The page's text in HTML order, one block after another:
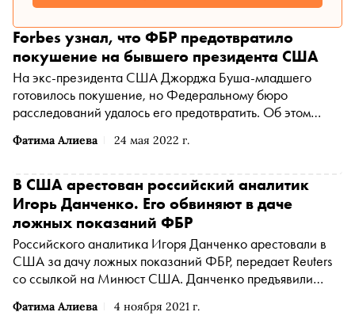
Фатима Алиева 24 мая 2022 г.
Forbes узнал, что ФБР предотвратило
покушение на бывшего президента США
На экс-президента США Джорджа Буша-младшего
готовилось покушение, но Федеральному бюро
расследований удалось его предотвратить. Об этом
Фатима Алиева 4 ноября 2021 г.
В США арестован российский аналитик
Игорь Данченко. Его обвиняют в даче
ложных показаний ФБР
Российского аналитика Игоря Данченко арестовали в
США за дачу ложных показаний ФБР, передает Reuters
со ссылкой на Минюст США. Данченко предъявили